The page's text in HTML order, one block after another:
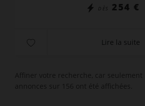
DÈS 254 €
Lire la suite
Affiner votre recherche, car seulement
annonces sur 156 ont été affichées.